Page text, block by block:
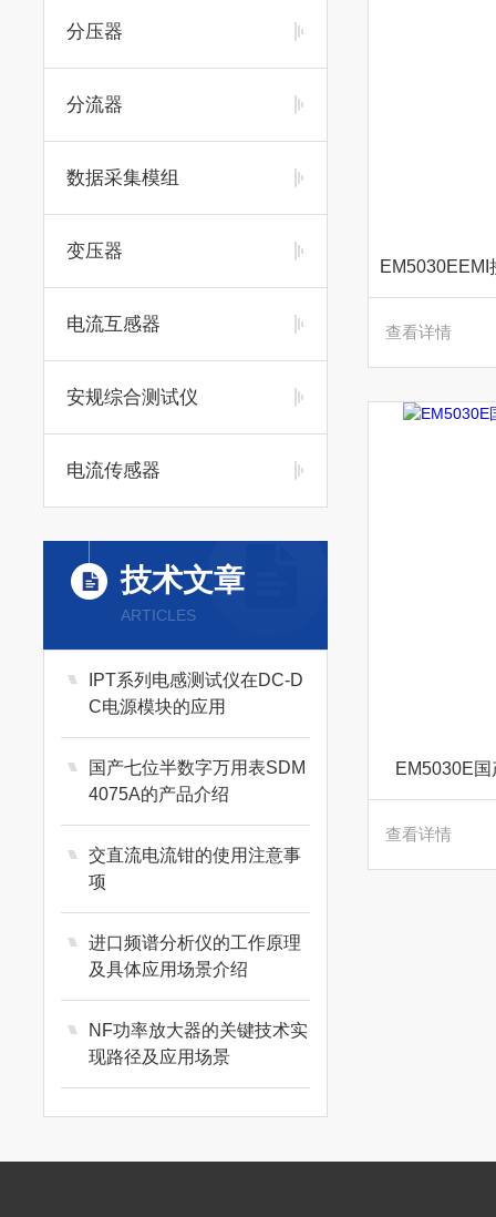
分压器
分流器
数据采集模组
变压器
电流互感器
安规综合测试仪
电流传感器
技术文章
ARTICLES
IPT系列电感测试仪在DC-D
C电源模块的应用
国产七位半数字万用表SDM
4075A的产品介绍
交直流电流钳的使用注意事
项
进口频谱分析仪的工作原理
及具体应用场景介绍
NF功率放大器的关键技术实
现路径及应用场景
查看详情
EM5030E
查看详情